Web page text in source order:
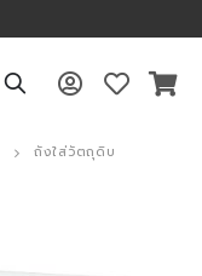
ถังใส่วัตถุดิบ